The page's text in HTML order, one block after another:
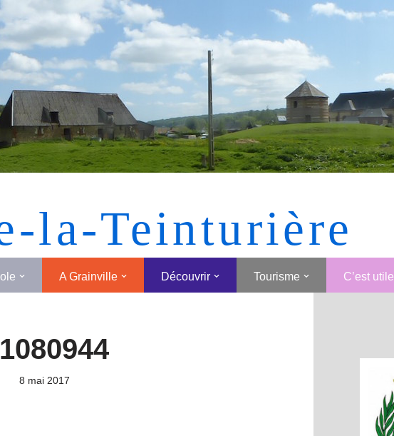
[MONTRER SOUS FORME DE VIGNETTES]
la-Teinturière
A Grainville Découvrir Tourisme C’est utile
8 mai 2017